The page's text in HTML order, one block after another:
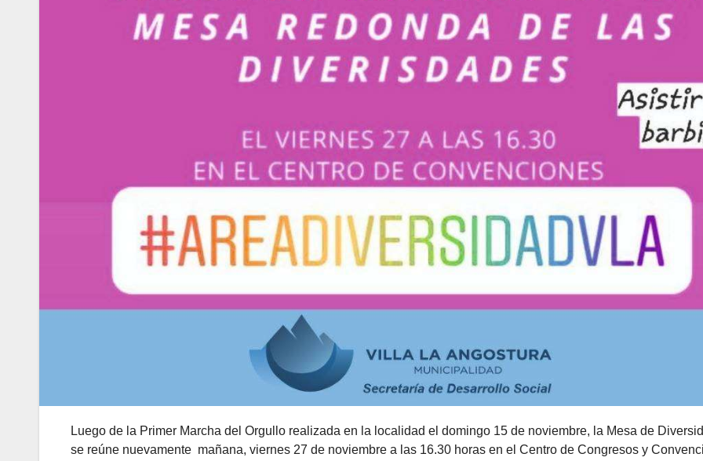
Luego de la Primer Marcha del Orgullo realizada en la localidad el domingo 15 de noviembre, la Mesa de
se reúne nuevamente mañana, viernes 27 de noviembre a las 16.30 horas en el Centro de Congresos y